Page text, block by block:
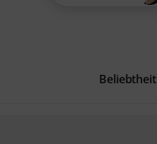
Beliebtheit